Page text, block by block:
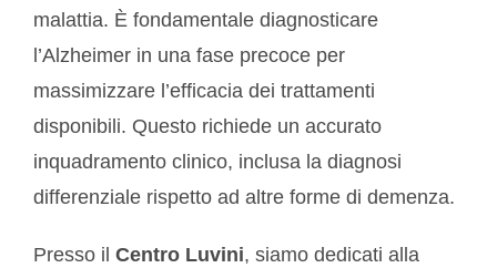
malattia. È fondamentale diagnosticare
l’Alzheimer in una fase precoce per
massimizzare l’efficacia dei trattamenti
disponibili. Questo richiede un accurato
inquadramento clinico, inclusa la diagnosi
differenziale rispetto ad altre forme di demenza.
Presso il Centro Luvini, siamo dedicati alla